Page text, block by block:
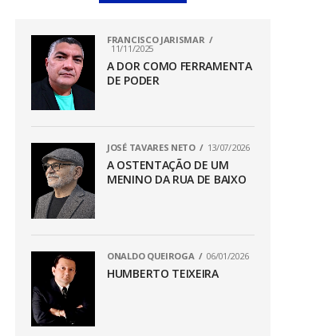
FRANCISCO JARISMAR
11/11/2025
A DOR COMO FERRAMENTA
DE PODER
JOSÉ TAVARES NETO 13/07/2026
A OSTENTAÇÃO DE UM
MENINO DA RUA DE BAIXO
ONALDO QUEIROGA 06/01/2026
HUMBERTO TEIXEIRA